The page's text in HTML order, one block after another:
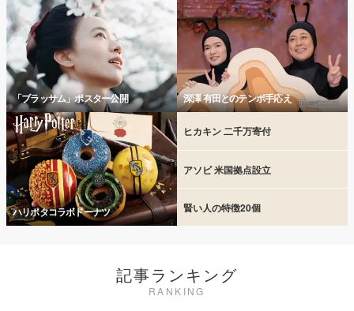
「ブラッサム」ポスター公開 深澤 有田とのテンポ手応え
ハリポタコラボドーナツ
ヒカキン 二千万寄付
アソビ 米国拠点設立
賢い人の特徴20個
記事ランキング
RANKING